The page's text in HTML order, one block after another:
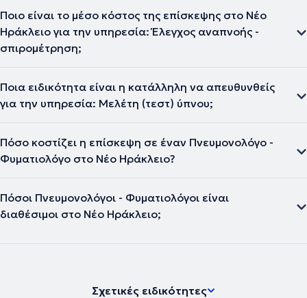
Ποιο είναι το μέσο κόστος της επίσκεψης στο Νέο
Ηράκλειο για την υπηρεσία: Έλεγχος αναπνοής -
σπιρομέτρηση;
Ποια ειδικότητα είναι η κατάλληλη να απευθυνθείς
για την υπηρεσία: Μελέτη (τεστ) ύπνου;
Πόσο κοστίζει η επίσκεψη σε έναν Πνευμονολόγο -
Φυματιολόγο στο Νέο Ηράκλειο?
Πόσοι Πνευμονολόγοι - Φυματιολόγοι είναι
διαθέσιμοι στο Νέο Ηράκλειο;
Σχετικές ειδικότητες